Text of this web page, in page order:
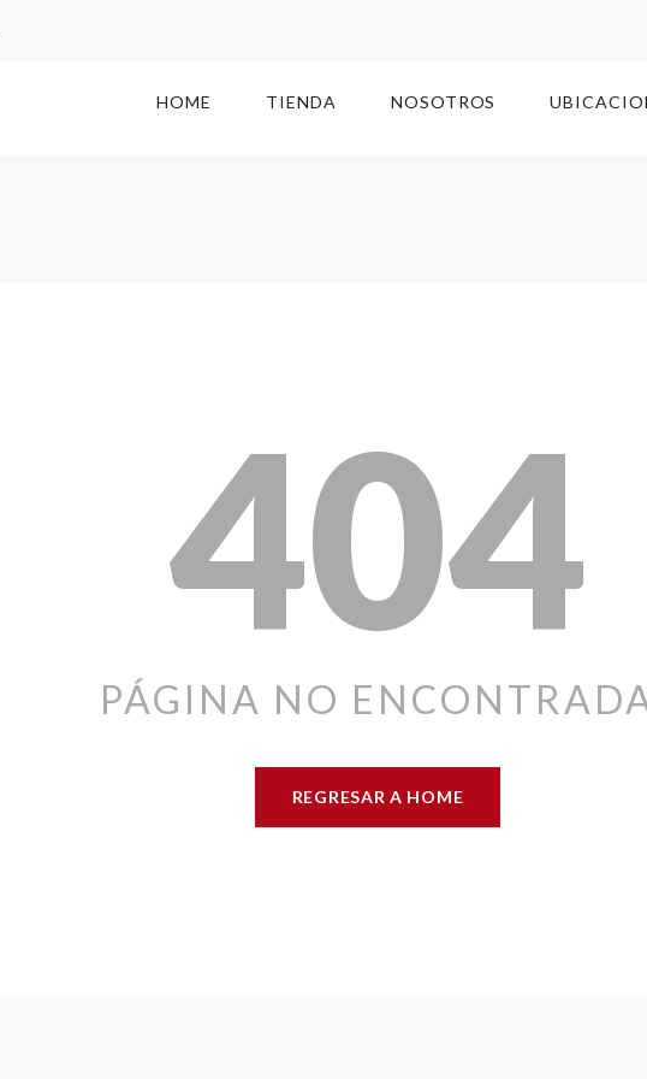
HOME TIENDA NOSOTROS
404
PÁGINA NO
REGRESAR A HOME